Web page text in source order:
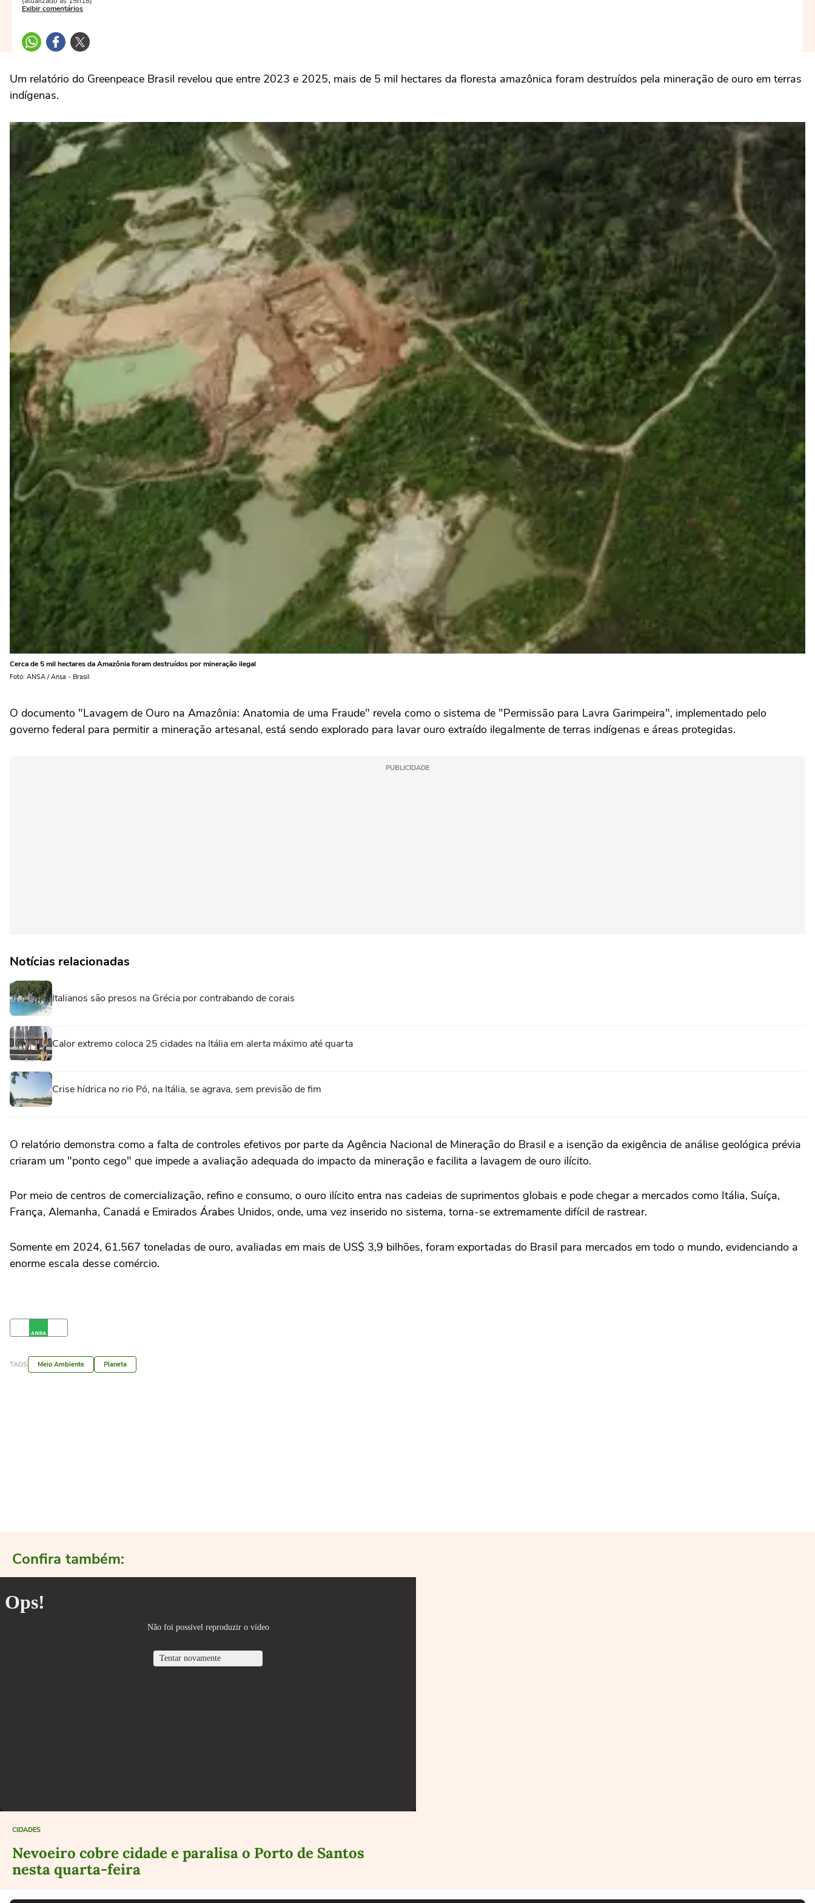
Exibir comentários
Um relatório do Greenpeace Brasil revelou que entre 2023 e 2025, mais de 5 mil hectares da floresta amazônica foram destruídos pela mineração de ouro em terras
indígenas.
Cerca de 5 mil hectares da Amazônia foram destruídos por mineração ilegal
Foto: ANSA / Ansa - Brasil
O documento "Lavagem de Ouro na Amazônia: Anatomia de uma Fraude" revela como o sistema de "Permissão para Lavra Garimpeira", implementado pelo
governo federal para permitir a mineração artesanal, está sendo explorado para lavar ouro extraído ilegalmente de terras indígenas e áreas protegidas.
PUBLICIDADE
Notícias relacionadas
Italianos são presos na Grécia por contrabando de corais
Calor extremo coloca 25 cidades na Itália em alerta máximo até quarta
Crise hídrica no rio Pó, na Itália, se agrava, sem previsão de fim
O relatório demonstra como a falta de controles efetivos por parte da Agência Nacional de Mineração do Brasil e a isenção da exigência de análise geológica prévia
criaram um "ponto cego" que impede a avaliação adequada do impacto da mineração e facilita a lavagem de ouro ilícito.
Por meio de centros de comercialização, refino e consumo, o ouro ilícito entra nas cadeias de suprimentos globais e pode chegar a mercados como Itália, Suíça,
França, Alemanha, Canadá e Emirados Árabes Unidos, onde, uma vez inserido no sistema, torna-se extremamente difícil de rastrear.
Somente em 2024, 61.567 toneladas de ouro, avaliadas em mais de US$ 3,9 bilhões, foram exportadas do Brasil para mercados em todo o mundo, evidenciando a
enorme escala desse comércio.
TAGS Meio Ambiente Planeta
Confira também:
CIDADES
Nevoeiro cobre cidade e paralisa o Porto de Santos
nesta quarta-feira